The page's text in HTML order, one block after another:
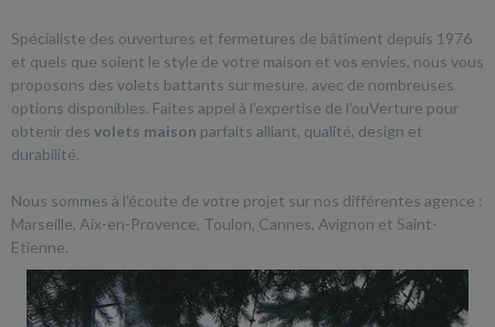
Spécialiste des ouvertures et fermetures de bâtiment depuis 1976
et quels que soient le style de votre maison et vos envies, nous vous
proposons des volets battants sur mesure, avec de nombreuses
options disponibles. Faites appel à l'expertise de l'ouVerture pour
obtenir des volets maison parfaits alliant, qualité, design et
durabilité.
Nous sommes à l'écoute de votre projet sur nos différentes agence :
Marseille, Aix-en-Provence, Toulon, Cannes, Avignon et Saint-
Etienne.